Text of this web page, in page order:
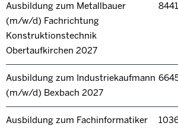
Ausbildung zum Metallbauer
(m/w/d) Fachrichtung
Konstruktionstechnik
Obertaufkirchen 2027
Ausbildung zum Industriekaufmann
(m/w/d) Bexbach 2027
Ausbildung zum Fachinformatiker